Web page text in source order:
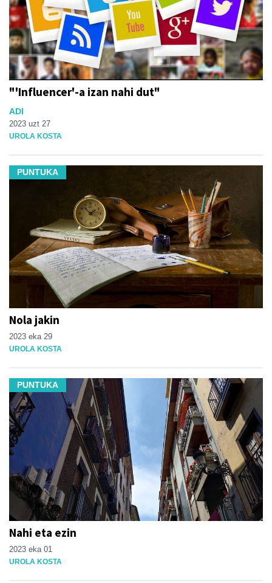
"'Influencer'-a izan nahi dut"
ADI
2023 uzt 27
UROLA KOSTA
PUNTUKA
Nola jakin
2023 eka 29
UROLA KOSTA
PUNTUKA
Nahi eta ezin
2023 eka 01
UROLA KOSTA